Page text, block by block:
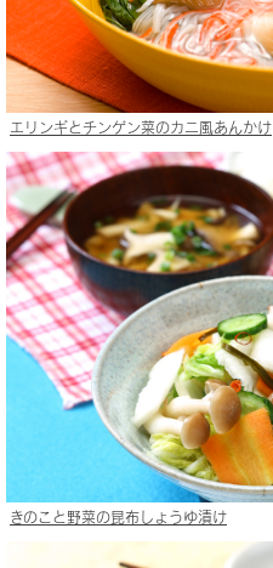
エリンギとチンゲン菜のカニ風あんかけ
きのこと野菜の昆布しょうゆ漬け